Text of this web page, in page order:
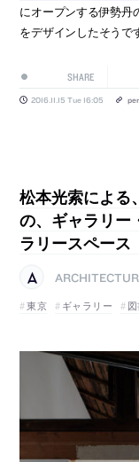
にオープンする伊勢丹
をデザインしたそうで
SHARE
2016.11.15 Tue 16:05
松本光索による
の、ギャラリー
ラリースペース
東京
ギャラリー